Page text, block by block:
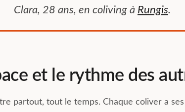
Clara, 28 ans, en coliving à Rungis.
et le rythme des
partout, tout le temps. Chaque coliver a